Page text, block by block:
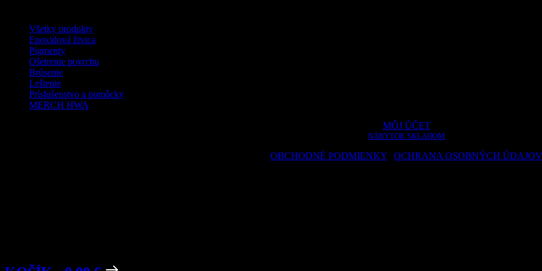
Všetky produkty
Epoxidová živica
Pigmenty
Ošetrenie povrchu
Brúsenie
Leštenie
Príslušenstvo a pomôcky
MERCH HWA
MÔJ ÚČET
NÁBYTOK SKLADOM
OBCHODNÉ PODMIENKY OCHRANA OSOBNÝCH ÚDAJOV